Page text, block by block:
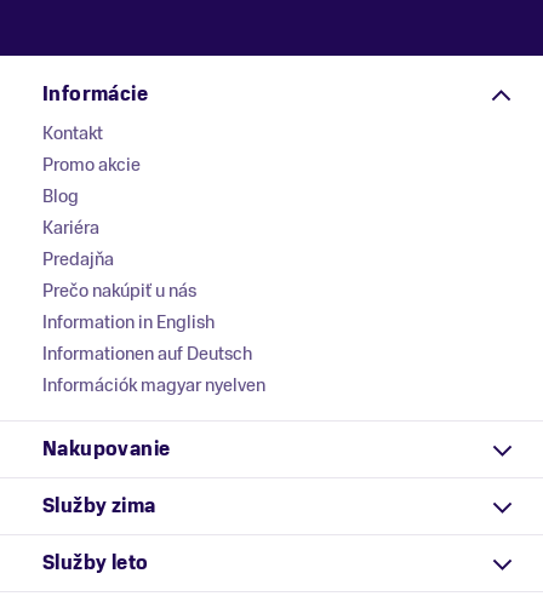
Informácie
Kontakt
Promo akcie
Blog
Kariéra
Predajňa
Prečo nakúpiť u nás
Information in English
Informationen auf Deutsch
Információk magyar nyelven
Nakupovanie
Služby zima
Služby leto